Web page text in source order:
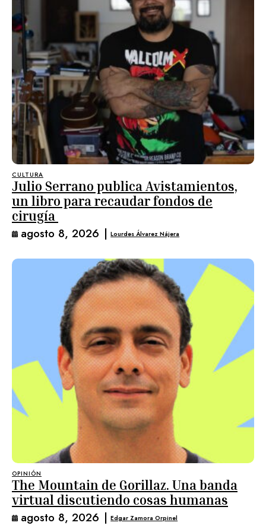
CULTURA
Julio Serrano publica Avistamientos,
un libro para recaudar fondos de
cirugía
agosto 8, 2026 | Lourdes Álvarez Nájera
OPINIÓN
The Mountain de Gorillaz. Una banda
virtual discutiendo cosas humanas
agosto 8, 2026 | Edgar Zamora Orpinel